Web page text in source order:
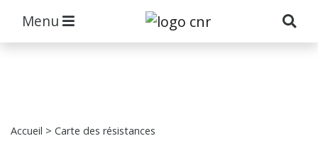
Menu
Accueil > Carte des résistances